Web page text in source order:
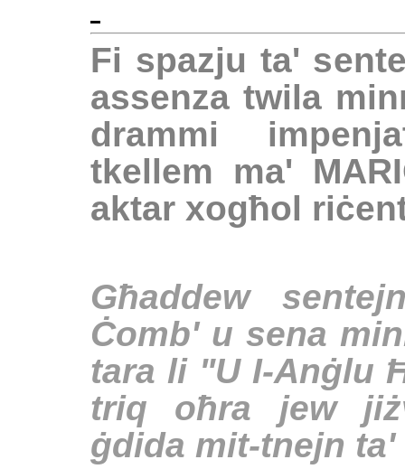
Fi spazju ta'
assenza twila
drammi
tkellem ma'
aktar xogħol
Għaddew
Ċomb' u sena
tara li "U I-Anġlu
triq oħra jew
ġdida mit-tnejn ta'